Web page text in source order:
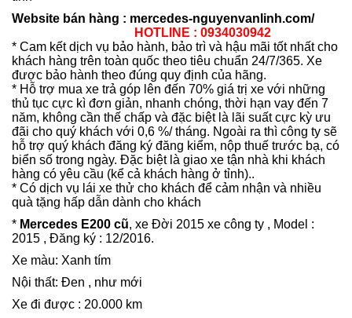
Website bán hàng : mercedes-nguyenvanlinh.com/
HOTLINE : 0934030942
* Cam kết dịch vụ bảo hành, bảo trì và hậu mãi tốt nhất cho
khách hàng trên toàn quốc theo tiêu chuẩn 24/7/365. Xe
được bảo hành theo đúng quy định của hãng.
* Hỗ trợ mua xe trả góp lên đến 70% giá trị xe với những
thủ tục cực kì đơn giản, nhanh chóng, thời hạn vay đến 7
năm, không cần thế chấp và đặc biệt là lãi suất cực kỳ ưu
đãi cho quý khách với 0,6 %/ tháng. Ngoài ra thì công ty sẽ
hỗ trợ quý khách đăng ký đăng kiểm, nộp thuế trước bạ, có
biển số trong ngày. Đặc biệt là giao xe tận nhà khi khách
hàng có yêu cầu (kể cả khách hàng ở tỉnh)..
* Có dịch vụ lái xe thử cho khách để cảm nhận và nhiều
quà tặng hấp dẫn dành cho khách
* Mercedes E200 cũ, xe Đời 2015 xe công ty , Model :
2015 , Đăng ký : 12/2016.
Xe màu: Xanh tím
Nội thất: Đen , như mới
Xe đi được : 20.000 km